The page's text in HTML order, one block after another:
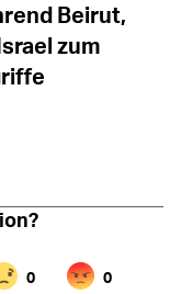
Beirut,
zum